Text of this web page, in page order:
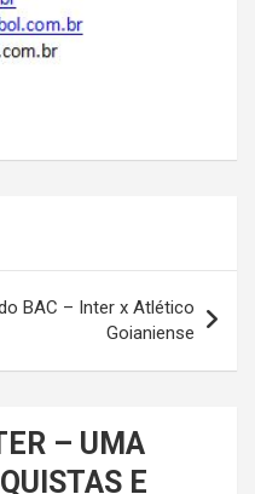
BAC – Inter x Atlético
Goianiense
– UMA
E